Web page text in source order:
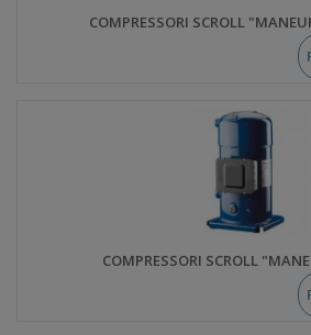
COMPRESSORI SCROLL
COMPRESSORI SCROLL